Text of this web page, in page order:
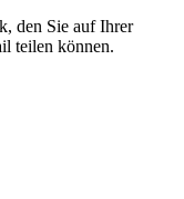
den Sie auf Ihrer
teilen können.